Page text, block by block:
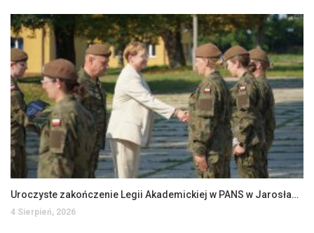
Uroczyste zakończenie Legii Akademickiej w PANS w Jarosławiu
4 Sierpień, 2026